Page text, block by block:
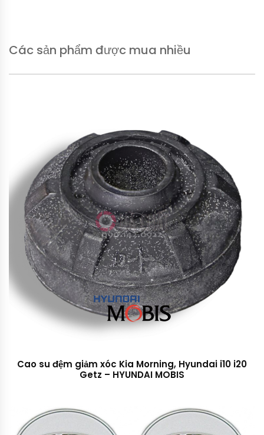
Các sản phẩm được mua nhiều
Cao su đệm giảm xóc Kia Morning, Hyundai i10 i20
Getz – HYUNDAI MOBIS